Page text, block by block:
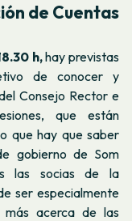
de Cuentas
h,hay previstas
de conocer y
Consejo Rector e
que están
que hay que saber
gobierno de Som
las socias de la
ser especialmente
más acerca de las